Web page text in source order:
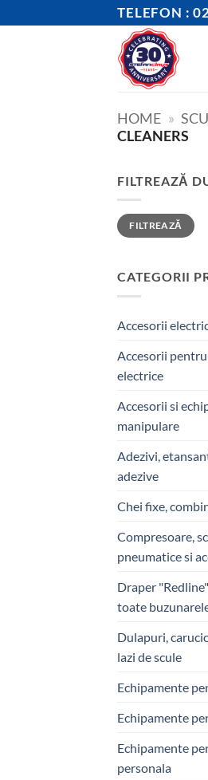
to
TELEFON :
HOME »
CLEANERS
FILTREAZĂ
Preț
minim
Preț
maxim
FILTREAZĂ
CATEGORII
Accesorii
Accesorii
electrice
Accesorii si
manipulare
Adezivi,
adezive
Chei fixe,
Compresoare,
pneumatice si
Draper
toate
Dulapuri,
lazi de scule
Echipamente
Echipamente
Echipamente
personala